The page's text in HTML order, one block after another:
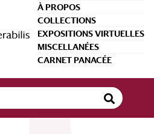
À PROPOS
COLLECTIONS
EXPOSITIONS VIRTUELLES
MISCELLANÉES
CARNET PANACÉE